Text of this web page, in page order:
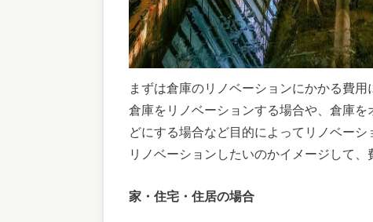
まずは倉庫のリノベーションにかかる費
倉庫をリノベーションする場合や、倉庫
どにする場合など目的によってリノベー
リノベーションしたいのかイメージして、
家・住宅・住居の場合